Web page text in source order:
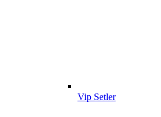
Vip Setler